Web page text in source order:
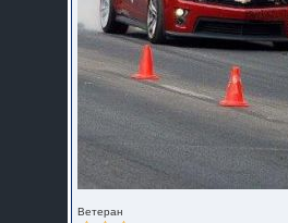
Ветеран